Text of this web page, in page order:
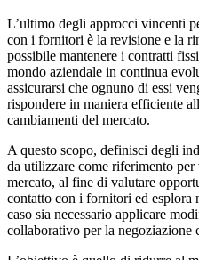
L’ultimo degli approcci vincenti
con i fornitori è la revisione e la
possibile mantenere i contratti
mondo aziendale in continua
assicurarsi che ognuno di essi
rispondere in maniera efficiente
cambiamenti del mercato.
A questo scopo, definisci degli
da utilizzare come riferimento
mercato, al fine di valutare
contatto con i fornitori ed esplora
caso sia necessario applicare
collaborativo per la negoziazione